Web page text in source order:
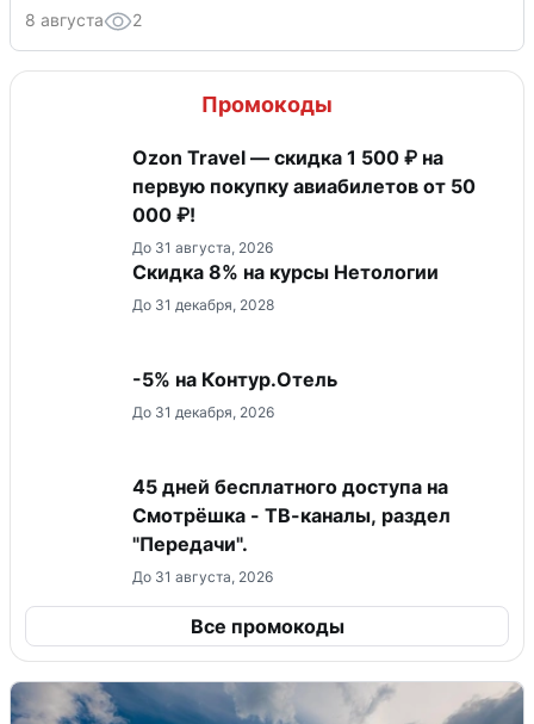
8 августа 2
Промокоды
Ozon Travel — скидка 1 500 ₽ на
первую покупку авиабилетов от 50
000 ₽!
До 31 августа, 2026
Скидка 8% на курсы Нетологии
До 31 декабря, 2028
-5% на Контур.Отель
До 31 декабря, 2026
45 дней бесплатного доступа на
Смотрёшка - ТВ-каналы, раздел
"Передачи".
До 31 августа, 2026
Все промокоды